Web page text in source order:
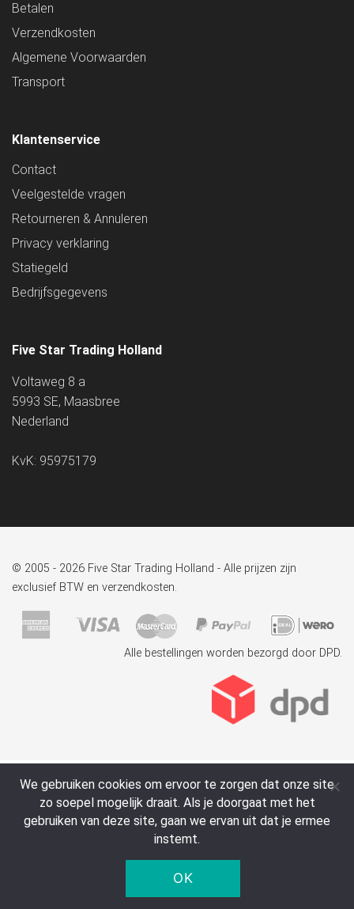
Betalen
Verzendkosten
Algemene Voorwaarden
Transport
Klantenservice
Contact
Veelgestelde vragen
Retourneren & Annuleren
Privacy verklaring
Statiegeld
Bedrijfsgegevens
Five Star Trading Holland
Voltaweg 8 a
5993 SE, Maasbree
Nederland
KvK: 95975179
© 2005 - 2026 Five Star Trading Holland - Alle prijzen zijn
exclusief BTW en verzendkosten.
Alle bestellingen worden bezorgd door DPD.
We gebruiken cookies om ervoor te zorgen dat onze site
zo soepel mogelijk draait. Als je doorgaat met het
gebruiken van deze site, gaan we ervan uit dat je ermee
instemt.
OK